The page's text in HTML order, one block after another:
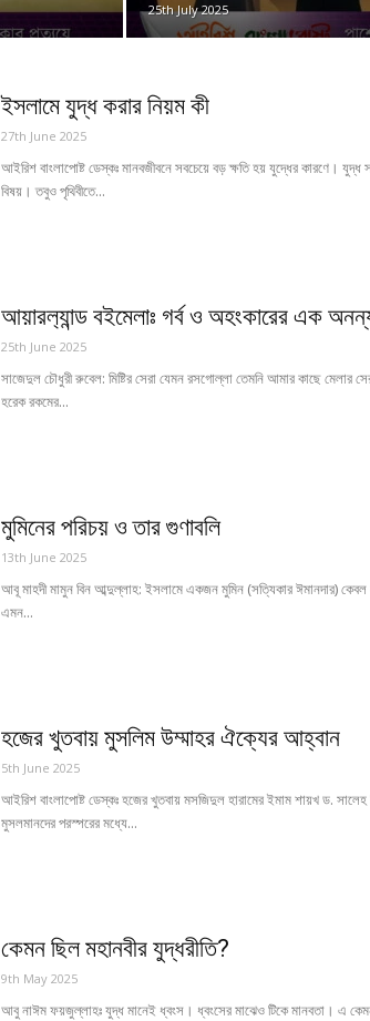
25th July 2025
ইসলামে যুদ্ধ করার নিয়ম কী
27th June 2025
আইরিশ বাংলাপোষ্ট ডেস্কঃ মানবজীবনে সবচেয়ে বড় ক্ষতি হয় যুদ্ধের কারণে। যুদ্ধ
বিষয়। তবুও পৃথিবীতে...
আয়ারল‍্যান্ড বইমেলাঃ গর্ব ও অহংকারের এক
25th June 2025
সাজেদুল চৌধুরী রুবেল: মিষ্টির সেরা যেমন রসগোল্লা তেমনি আমার কাছে মেলার
হরেক রকমের...
মুমিনের পরিচয় ও তার গুণাবলি
13th June 2025
আবূ মাহদী মামুন বিন আব্দুল্লাহ: ইসলামে একজন মুমিন (সত্যিকার ঈমানদার)
এমন...
হজের খুতবায় মুসলিম উম্মাহর ঐক্যের আহ্বান
5th June 2025
আইরিশ বাংলাপোষ্ট ডেস্কঃ হজের খুতবায় মসজিদুল হারামের ইমাম শায়খ ড. সালেহ
মুসলমানদের পরস্পরের মধ্যে...
কেমন ছিল মহানবীর যুদ্ধরীতি?
9th May 2025
আবু নাঈম ফয়জুল্লাহঃ যুদ্ধ মানেই ধ্বংস। ধ্বংসের মাঝেও টিকে মানবতা। এ